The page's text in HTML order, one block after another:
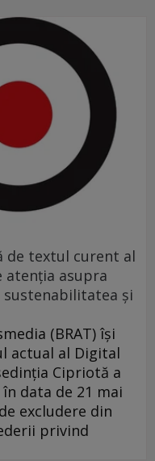
de textul curent al
atenția asupra
și
(BRAT) își
actual al Digital
Cipriotă a
data de 21 mai
excludere din
privind